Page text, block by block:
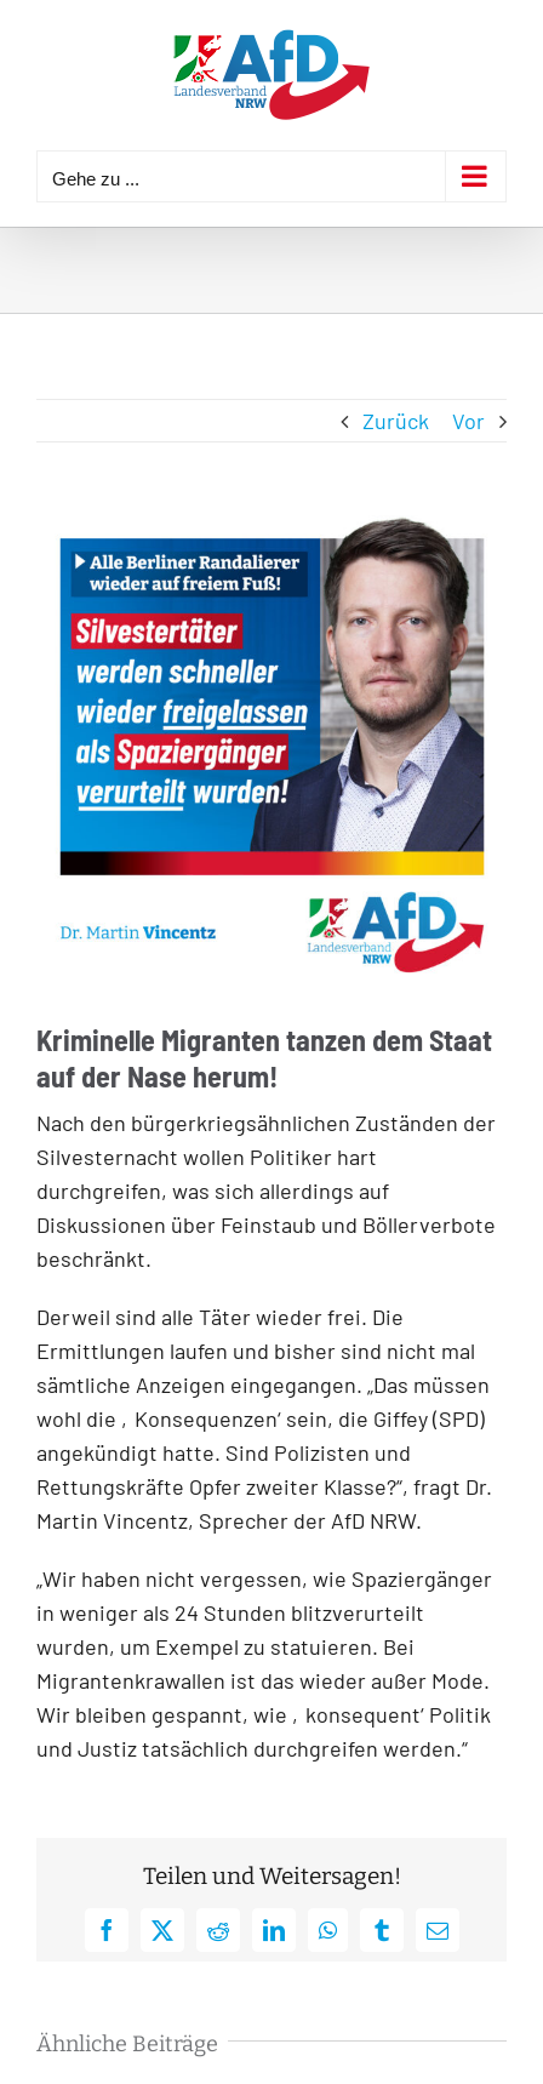
Gehe zu ...
Zurück Vor
Kriminelle Migranten tanzen dem Staat
auf der Nase herum!
Nach den bürgerkriegsähnlichen Zuständen der
Silvesternacht wollen Politiker hart
durchgreifen, was sich allerdings auf
Diskussionen über Feinstaub und Böllerverbote
beschränkt.
Derweil sind alle Täter wieder frei. Die
Ermittlungen laufen und bisher sind nicht mal
sämtliche Anzeigen eingegangen. „Das müssen
wohl die ‚Konsequenzen‘ sein, die Giffey (SPD)
angekündigt hatte. Sind Polizisten und
Rettungskräfte Opfer zweiter Klasse?“, fragt Dr.
Martin Vincentz, Sprecher der AfD NRW.
„Wir haben nicht vergessen, wie Spaziergänger
in weniger als 24 Stunden blitzverurteilt
wurden, um Exempel zu statuieren. Bei
Migrantenkrawallen ist das wieder außer Mode.
Wir bleiben gespannt, wie ‚konsequent‘ Politik
und Justiz tatsächlich durchgreifen werden.“
Teilen und Weitersagen!
Facebook
X RedditLinkedInWhatsAppTumblrE-
Ähnliche Beiträge